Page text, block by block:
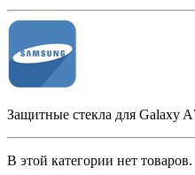
Защитные стекла для Galaxy
В этой категории нет товаров.